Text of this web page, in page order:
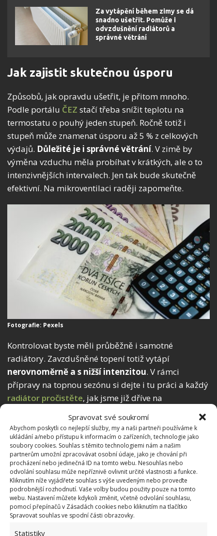
Spravovat své soukromí
Abychom poskytli co nejlepší služby, my a naši partneři používáme k
ukládání a/nebo přístupu k informacím o zařízeních, technologie jako
soubory cookies. Souhlas s těmito technologiemi nám a našim
partnerům umožní zpracovávat osobní údaje, jako je chování při
procházení nebo jedinečná ID na tomto webu. Nesouhlas nebo
odvolání souhlasu může nepříznivě ovlivnit určité vlastnosti a funkce.
Kliknutím níže vyjádřete souhlas s výše uvedeným nebo proveďte
podrobnější rozhodnutí. Vaše volby budou použity pouze na tomto
webu. Nastavení můžete kdykoli změnit, včetně odvolání souhlasu,
pomocí přepínačů v Zásadách cookies nebo kliknutím na tlačítko
Spravovat souhlas ve spodní části obrazovky.
Statistiky
Za vytápění během zimy se dá
snadno ušetřit. Pomůže i
odvzdušnění radiátorů a
správné větrání
Jak zajistit skutečnou úsporu
Způsobů, jak opravdu ušetřit, je přitom mnoho.
Podle portálu ČEZ stačí třeba snížit teplotu na
termostatu o pouhý jeden stupeň. Ročně totiž i
stupeň může znamenat úsporu až 5 % z celkových
výdajů. Důležité je i správné větrání. V zimě by
výměna vzduchu měla probíhat v krátkých, ale o to
intenzivnějších intervalech. Jen tak bude skutečně
efektivní. Na mikroventilaci raději zapomeňte.
Fotografie: Pexels
Kontrolovat byste měli průběžně i samotné
radiátory. Zavzdušněné topení totiž vytápí
nerovnoměrně a s nižší intenzitou. V rámci
přípravy na topnou sezónu si dejte i tu práci a každý
radiátor pročistěte, jak jsme již dříve na
zabráníte tomu, aby v místnostech poletovalo větší
množství prachu a plísní.